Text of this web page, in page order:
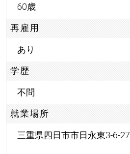
60歳
再雇用
あり
学歴
不問
就業場所
三重県四日市市日永東3-6-27